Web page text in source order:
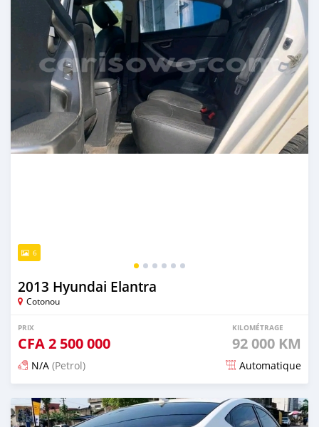
6
2013 Hyundai Elantra
Cotonou
PRIX
CFA2 500 000
KILOMÉTRAGE
92 000 KM
N/A (Petrol) Automatique
Publié il y a 5 mois